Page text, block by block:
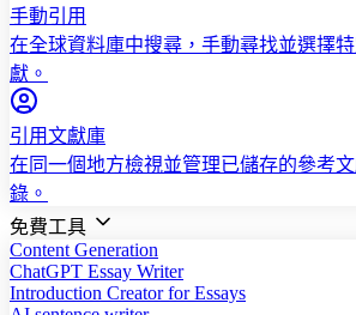
手動引用
在全球資料庫中搜尋，手動尋找並選擇
獻。
引用文獻庫
在同一個地方檢視並管理已儲存的參考
錄。
免費工具
Content Generation
ChatGPT Essay Writer
Introduction Creator for Essays